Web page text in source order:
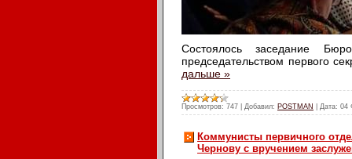
Состоялось заседание
председательством первого
дальше »
Просмотров: 747 Добавил: POSTMAN Дата: 04
Коммунисты первичного
Чернову с вручением